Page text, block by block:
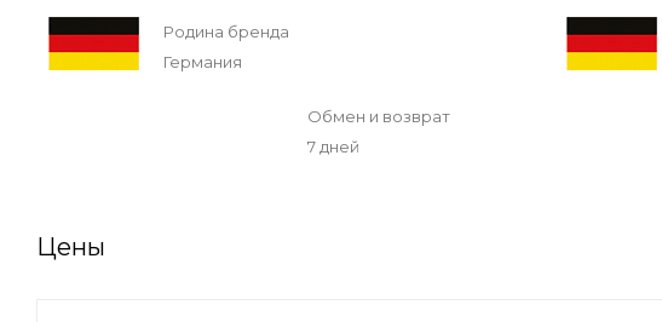
Родина бренда
Германия
Обмен и возврат
7 дней
Цены